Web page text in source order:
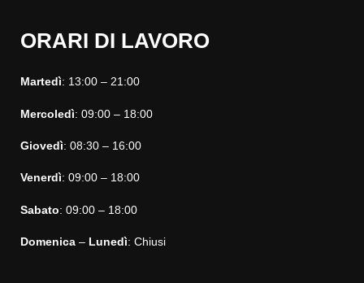
ORARI DI LAVORO
Martedì: 13:00 – 21:00
Mercoledì: 09:00 – 18:00
Giovedì: 08:30 – 16:00
Venerdì: 09:00 – 18:00
Sabato: 09:00 – 18:00
Domenica– Lunedì: Chiusi